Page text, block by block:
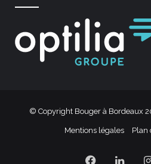
© Copyright Bouger à Bordeaux
Mentions légales Plan
Facebook